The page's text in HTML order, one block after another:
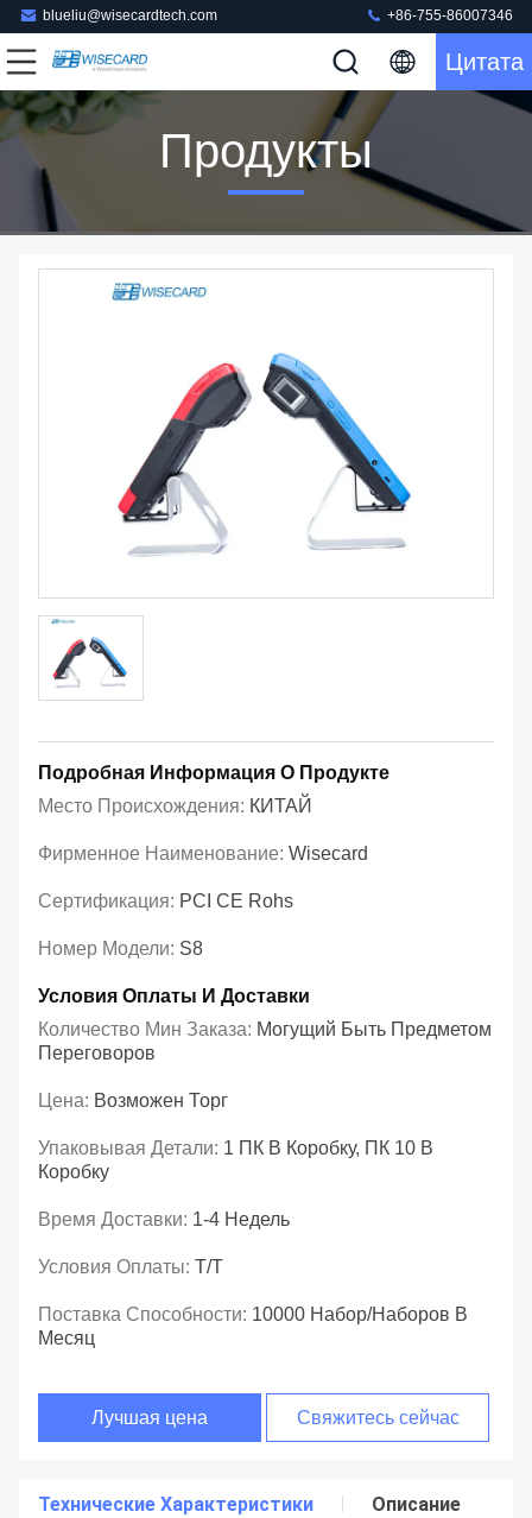
blueliu@wisecardtech.com +86-755-86007346
Цитата
Продукты
Подробная Информация О Продукте
Место Происхождения: КИТАЙ
Фирменное Наименование: Wisecard
Сертификация: PCI CE Rohs
Номер Модели: S8
Условия Оплаты И Доставки
Количество Мин Заказа: Могущий Быть Предметом
Переговоров
Цена: Возможен Торг
Упаковывая Детали: 1 ПК В Коробку, ПК 10 В
Коробку
Время Доставки: 1-4 Недель
Условия Оплаты: T/T
Поставка Способности: 10000 Набор/наборов В
Месяц
Лучшая цена Свяжитесь сейчас
Технические Характеристики Описание